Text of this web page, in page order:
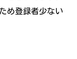
め登録者少ない